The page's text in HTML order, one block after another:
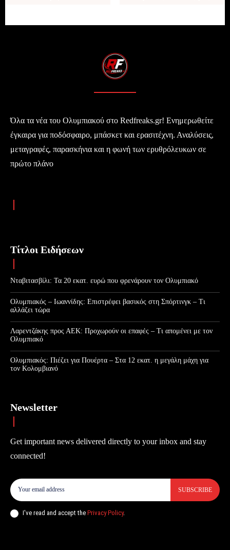
Όλα τα νέα του Ολυμπιακού στο Redfreaks.gr! Ενημερωθείτε
έγκαιρα για ποδόσφαιρο, μπάσκετ και ερασιτέχνη. Αναλύσεις,
μεταγραφές, παρασκήνια και η φωνή των ερυθρόλευκων σε
πρώτο πλάνο
Τίτλοι Ειδήσεων
Νταβιτασβίλι: Τα 20 εκατ. ευρώ που φρενάρουν τον Ολυμπιακό
Ολυμπιακός – Ιωαννίδης: Επιστρέφει βασικός στη Σπόρτινγκ – Τι
αλλάζει τώρα
Λαρεντζάκης προς ΑΕΚ: Προχωρούν οι επαφές – Τι απομένει με τον
Ολυμπιακό
Ολυμπιακός: Πιέζει για Πουέρτα – Στα 12 εκατ. η μεγάλη μάχη για
τον Κολομβιανό
Newsletter
Get important news delivered directly to your inbox and stay
connected!
SUBSCRIBE
I've read and accept the Privacy Policy.